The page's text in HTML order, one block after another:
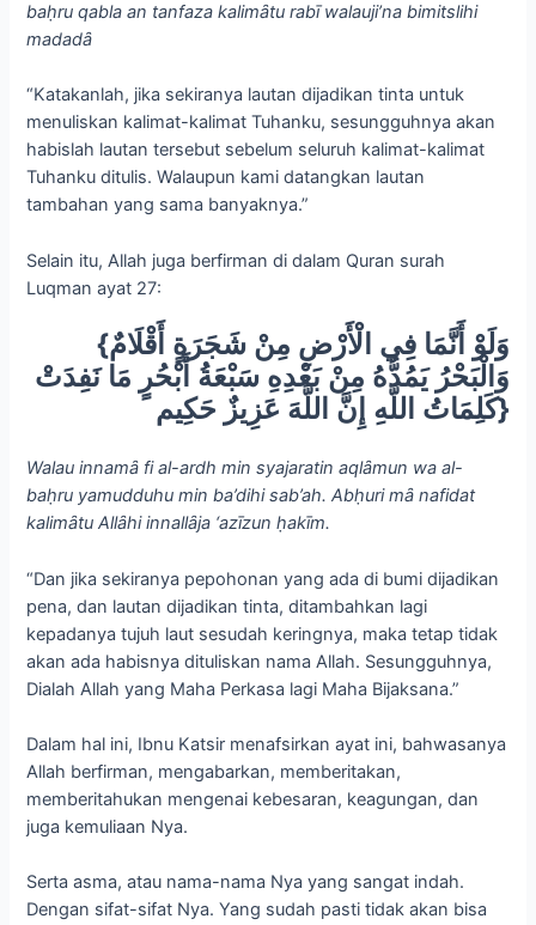
baḥru qabla an tanfaza kalimȃtu rabī walauji’na bimitslihi
madadȃ
“Katakanlah, jika sekiranya lautan dijadikan tinta untuk
menuliskan kalimat-kalimat Tuhanku, sesungguhnya akan
habislah lautan tersebut sebelum seluruh kalimat-kalimat
Tuhanku ditulis. Walaupun kami datangkan lautan
tambahan yang sama banyaknya.”
Selain itu, Allah juga berfirman di dalam Quran surah
Luqman ayat 27:
{وَلَوْ أَنَّمَا فِي الْأَرْضِ مِنْ شَجَرَةٍ أَقْلَامٌ
وَالْبَحْرُ يَمُدُّهُ مِنْ بَعْدِهِ سَبْعَةُ أَبْحُرٍ مَا نَفِدَتْ
كَلِمَاتُ اللَّهِ إِنَّ اللَّهَ عَزِيزٌ حَكِيم}
Walau innamȃ fi al-ardh min syajaratin aqlȃmun wa al-
baḥru yamudduhu min ba’dihi sab’ah. Abḥuri mȃ nafidat
kalimȃtu Allȃhi innallȃja ‘azīzun ḥakīm.
“Dan jika sekiranya pepohonan yang ada di bumi dijadikan
pena, dan lautan dijadikan tinta, ditambahkan lagi
kepadanya tujuh laut sesudah keringnya, maka tetap tidak
akan ada habisnya dituliskan nama Allah. Sesungguhnya,
Dialah Allah yang Maha Perkasa lagi Maha Bijaksana.”
Dalam hal ini, Ibnu Katsir menafsirkan ayat ini, bahwasanya
Allah berfirman, mengabarkan, memberitakan,
memberitahukan mengenai kebesaran, keagungan, dan
juga kemuliaan Nya.
Serta asma, atau nama-nama Nya yang sangat indah.
Dengan sifat-sifat Nya. Yang sudah pasti tidak akan bisa